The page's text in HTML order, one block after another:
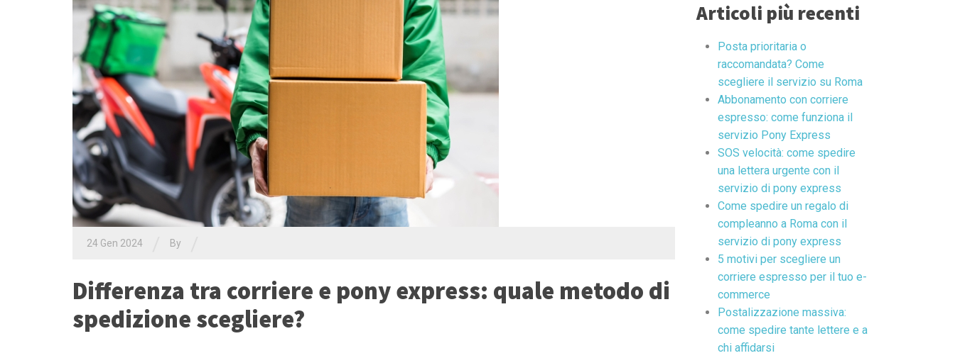
24 Gen 2024 By
Differenza tra corriere e pony express: quale metodo di
spedizione scegliere?
Articoli più recenti
Posta prioritaria o
raccomandata? Come
scegliere il servizio su Roma
Abbonamento con corriere
espresso: come funziona il
servizio Pony Express
SOS velocità: come spedire
una lettera urgente con il
servizio di pony express
Come spedire un regalo di
compleanno a Roma con il
servizio di pony express
5 motivi per scegliere un
corriere espresso per il tuo e-
commerce
Postalizzazione massiva:
come spedire tante lettere e a
chi affidarsi